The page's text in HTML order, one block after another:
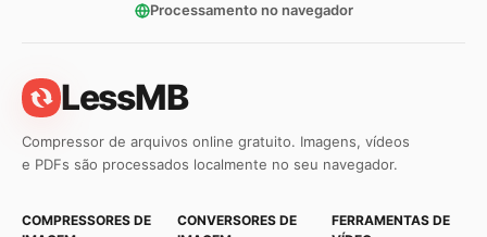
Processamento no navegador
LessMB
Compressor de arquivos online gratuito. Imagens, vídeos
e PDFs são processados localmente no seu navegador.
COMPRESSORES DE
CONVERSORES DE
FERRAMENTAS DE